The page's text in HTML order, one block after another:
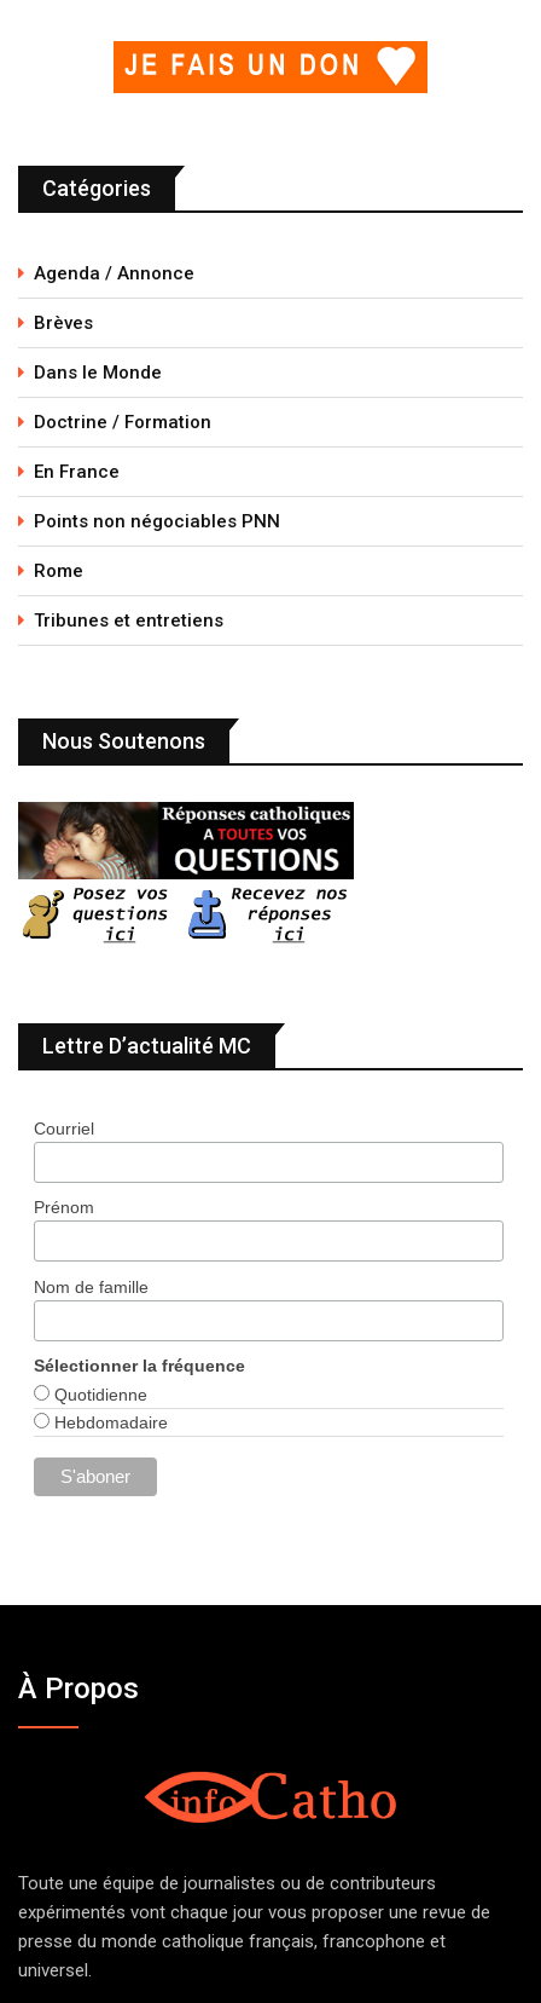
Catégories
Agenda / Annonce
Brèves
Dans le Monde
Doctrine / Formation
En France
Points non négociables PNN
Rome
Tribunes et entretiens
Nous Soutenons
Lettre D’actualité MC
Courriel
Prénom
Nom de famille
Sélectionner la fréquence
Quotidienne
Hebdomadaire
À Propos
Toute une équipe de journalistes ou de contributeurs
expérimentés vont chaque jour vous proposer une revue de
presse du monde catholique français, francophone et
universel.